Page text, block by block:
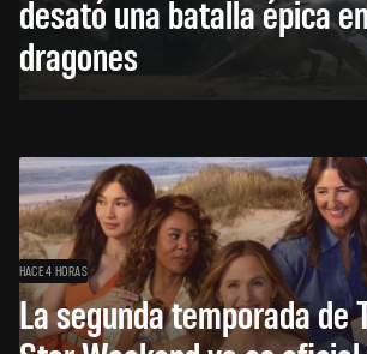
desató una batalla épica
dragones
HACE 4 HORAS
La segunda temporada de